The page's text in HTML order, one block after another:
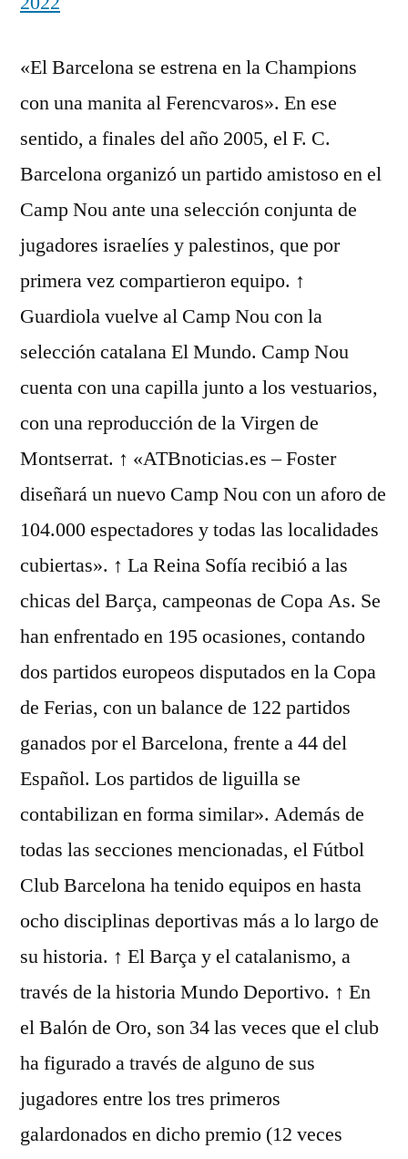
«El Barcelona se estrena en la Champions
con una manita al Ferencvaros». En ese
sentido, a finales del año 2005, el F. C.
Barcelona organizó un partido amistoso en el
Camp Nou ante una selección conjunta de
jugadores israelíes y palestinos, que por
primera vez compartieron equipo. ↑
Guardiola vuelve al Camp Nou con la
selección catalana El Mundo. Camp Nou
cuenta con una capilla junto a los vestuarios,
con una reproducción de la Virgen de
Montserrat. ↑ «ATBnoticias.es – Foster
diseñará un nuevo Camp Nou con un aforo de
104.000 espectadores y todas las localidades
cubiertas». ↑ La Reina Sofía recibió a las
chicas del Barça, campeonas de Copa As. Se
han enfrentado en 195 ocasiones, contando
dos partidos europeos disputados en la Copa
de Ferias, con un balance de 122 partidos
ganados por el Barcelona, frente a 44 del
Español. Los partidos de liguilla se
contabilizan en forma similar». Además de
todas las secciones mencionadas, el Fútbol
Club Barcelona ha tenido equipos en hasta
ocho disciplinas deportivas más a lo largo de
su historia. ↑ El Barça y el catalanismo, a
través de la historia Mundo Deportivo. ↑ En
el Balón de Oro, son 34 las veces que el club
ha figurado a través de alguno de sus
jugadores entre los tres primeros
galardonados en dicho premio (12 veces